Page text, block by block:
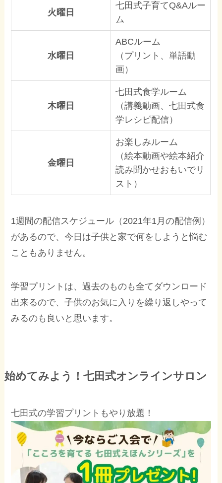
火曜日
七田式子育てQ&Aルー
ム
水曜日
ABCルーム
（プリント、単語動
画）
木曜日
七田式食学ルーム
（講義動画、七田式食
学レシピ配信）
金曜日
お楽しみルーム
（絵本動画や絵本紹介
読み聞かせおもいでリ
スト）
1週間の配信スケジュール（2021年1月の配信例）
があるので、今日は子供と家で何をしようと悩む
こともありません。
学習プリントは、過去のものも全てダウンロード
出来るので、子供のお気に入りを繰り返しやって
みるのも良いと思います。
始めてみよう！七田式オンラインサロン
七田式の学習プリントもやり放題！